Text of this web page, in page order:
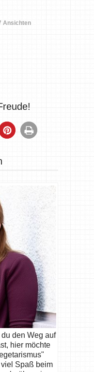
Ansichten
den Weg auf
hier möchte
Spaß beim